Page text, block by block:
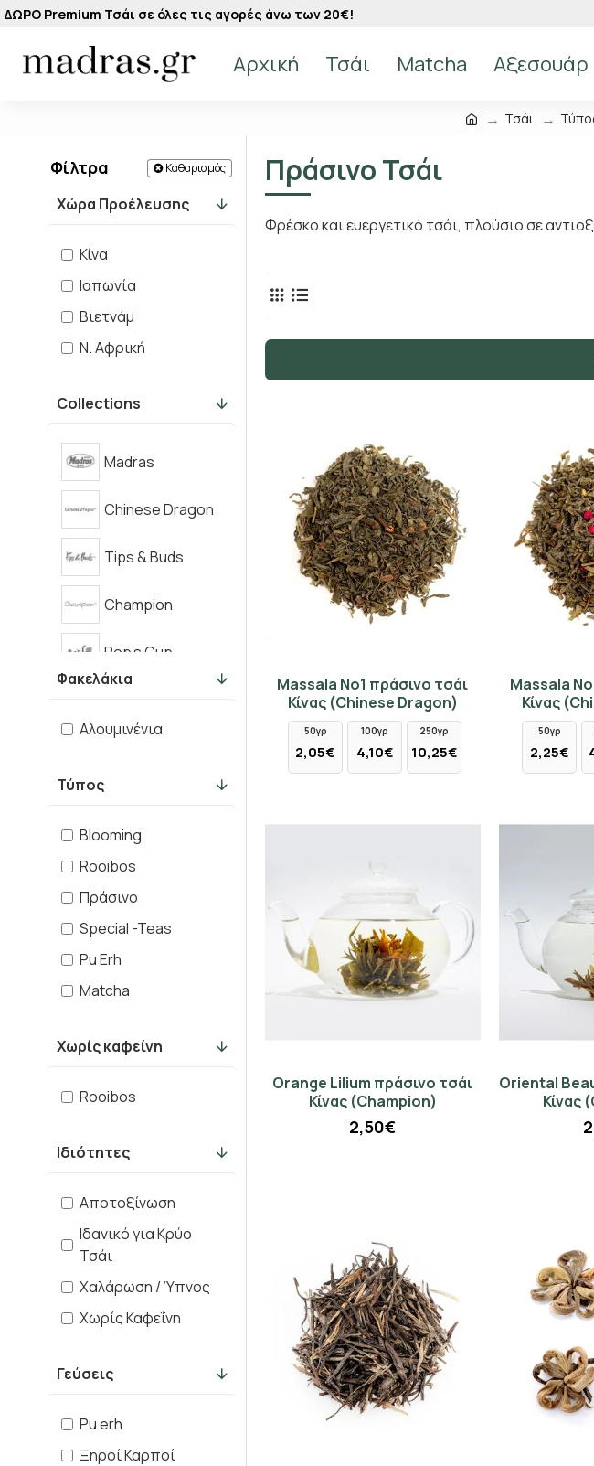
ΔΩΡΟ Premium Τσάι σε όλες τις αγορές άνω των 20€!
Αρχική Τσάι Matcha Αξεσουάρ
Τσάι
Φίλτρα Καθαρισμός
Collections
Madras
Chinese Dragon
Tips & Buds
Champion
Pop's Cup
Φακελάκια
Aλουμινένια
Τύπος
Blooming
Rooibos
Πράσινο
Special -Teas
Pu Erh
Matcha
Γεύσεις
Pu erh
Ξηροί Καρποί
Χωρίς καφείνη
Rooibos
Ιδιότητες
Αποτοξίνωση
Ιδανικό για Κρύο
Τσάι
Χαλάρωση / Ύπνος
Χωρίς Καφεΐνη
Χώρα Προέλευσης
Κίνα
Ιαπωνία
Βιετνάμ
Ν. Αφρική
Πράσινο Τσάι
Φρέσκο και ευεργετικό τσάι, πλούσιο σε
Massala No1 πράσινο τσάι
Κίνας (Chinese Dragon)
50γρ
2,05€
100γρ
4,10€
250γρ
10,25€
Massala
Κίνας
50γρ
2,25€
Orange Lilium πράσινο τσάι
Κίνας (Champion)
2,50€
Oriental
Κίνας